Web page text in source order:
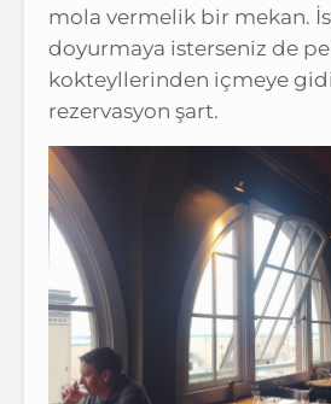
mola vermelik bir mekan.
doyurmaya isterseniz de pek
kokteyllerinden içmeye
rezervasyon şart.